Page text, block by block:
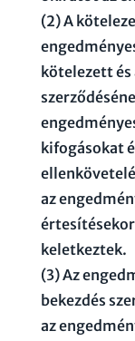
(2) A
kötelezett és
kifogásokat
az
keletkeztek.
(3) Az
bekezdés
az